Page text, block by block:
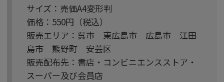
サイズ：売価A4変形判
価格：550円（税込）
販売エリア：呉市 東広島市 広島市 江田
島市 熊野町 安芸区
販売配布先：書店・コンビニエンスストア・
スーパー及び会員店